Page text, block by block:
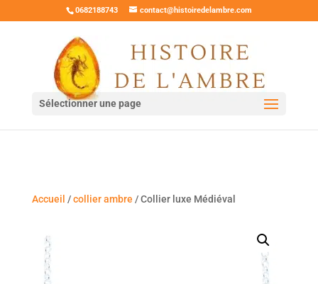
0682188743 contact@histoiredelambre.com
Sélectionner une page
Accueil /collier ambre / Collier luxe Médiéval